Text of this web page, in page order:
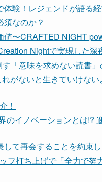
験！レジェンドが語る
なのか？
値〜CRAFTED NIGHT
Nightで実現した深
「意味を求めない読書」
がないと生きていけな
！
イノベーションとは!?
て再会することを約束
フ打ち上げで「全力で努